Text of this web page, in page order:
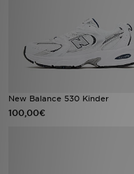
New Balance 530 Kinder
100,00€
Filialfinder
Meine Nachrichten